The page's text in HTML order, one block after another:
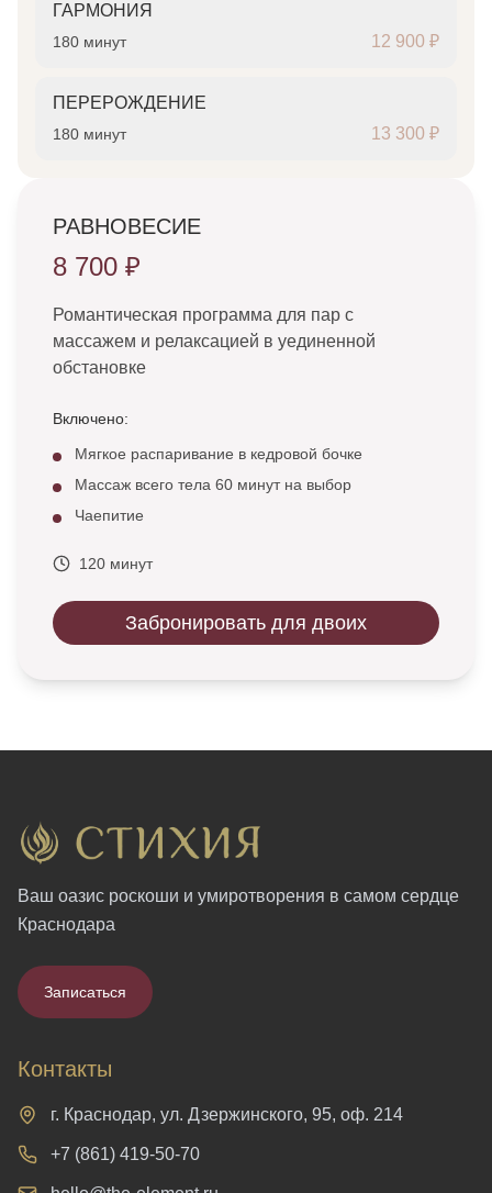
ГАРМОНИЯ
180 минут 12 900 ₽
ПЕРЕРОЖДЕНИЕ
180 минут 13 300 ₽
РАВНОВЕСИЕ
8 700 ₽
Романтическая программа для пар с
массажем и релаксацией в уединенной
обстановке
Включено:
Мягкое распаривание в кедровой бочке
Массаж всего тела 60 минут на выбор
Чаепитие
120 минут
Забронировать для двоих
Ваш оазис роскоши и умиротворения в самом сердце
Краснодара
Записаться
Контакты
г. Краснодар, ул. Дзержинского, 95, оф. 214
+7 (861) 419-50-70